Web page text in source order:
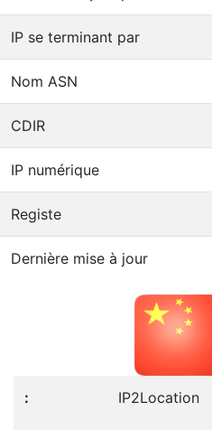
IP se terminant par
Nom ASN
CDIR
IP numérique
Registe
Dernière mise à jour
IP2Location